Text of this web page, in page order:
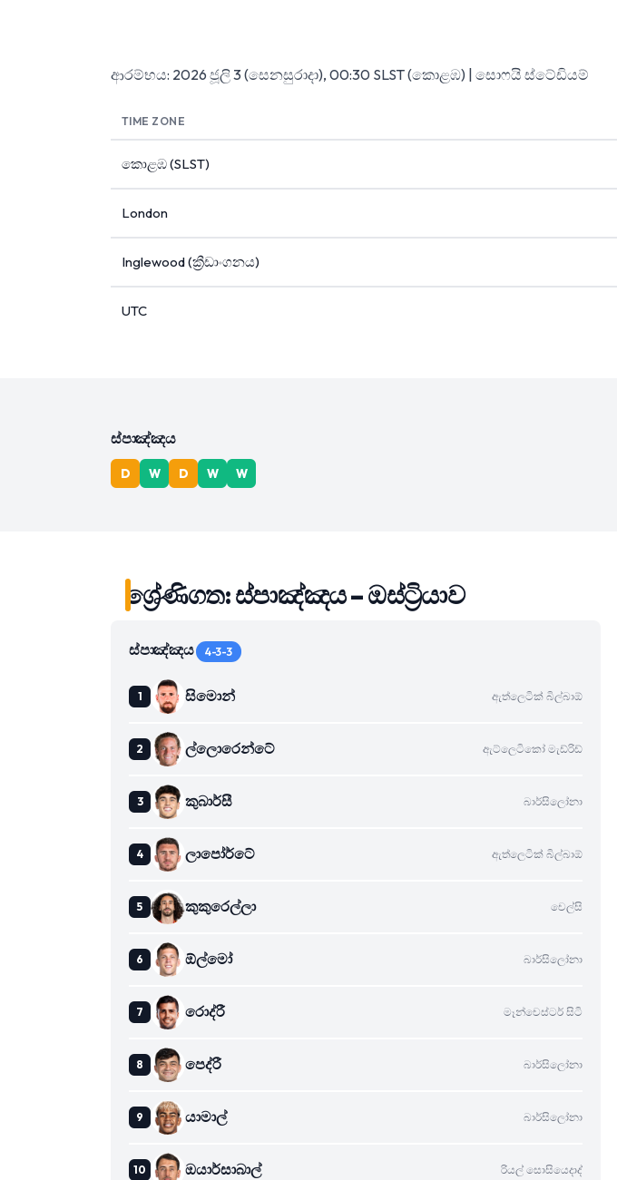
ආරම්භය: 2026 ජූලි 3 (සෙනසුරාදා), 00:30 SLST (කොළඹ) | සොෆයි ස්ටේඩියම්
TIME ZONE
කොළඹ (SLST)
London
Inglewood (ක්‍රීඩාංගනය)
UTC
ස්පාඤ්ඤය
D W D W W
ශ්‍රේණිගත: ස්පාඤ්ඤය – ඔස්ට්‍රියාව
ස්පාඤ්ඤය 4-3-3
සිමොන් ඇත්ලෙටික් බිල්බාඕ
ල්ලොරෙන්ටේ ඇට්ලෙටිකෝ මැඩ්රිඩ්
කුබාර්සී බාර්සිලෝනා
ලාපෝර්ටේ ඇත්ලෙටික් බිල්බාඕ
කුකුරෙල්ලා චෙල්සි
ඕල්මෝ බාර්සිලෝනා
රොද්රී මෑන්චෙස්ටර් සිටි
පෙද්රී බාර්සිලෝනා
යාමාල් බාර්සිලෝනා
ඔයාර්සාබාල් රියල් සොසියෙදාද්